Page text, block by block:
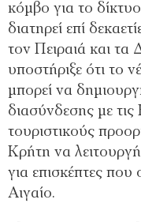
κόμβο για το
διατηρεί επί
τον Πειραιά και
υποστήριξε ότι το
μπορεί να
διασύνδεσης με
τουριστικούς
Κρήτη να
για επισκέπτες που
Αιγαίο.